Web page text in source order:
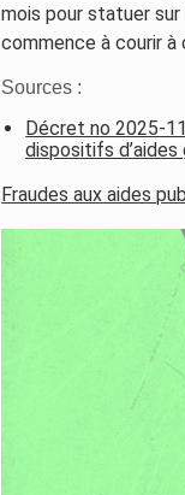
mois pour statuer
commence à courir à
Sources :
Décret no 2025-
dispositifs d’aides
Fraudes aux aides